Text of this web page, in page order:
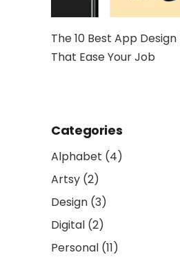
The 10 Best App
That Ease Your Job
Categories
Alphabet (4)
Artsy (2)
Design (3)
Digital (2)
Personal (11)